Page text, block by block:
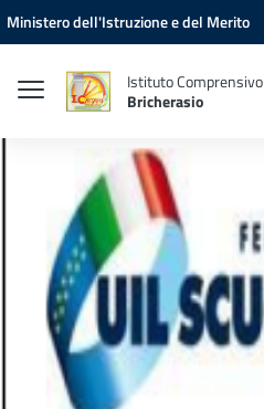
Vai ai contenuti
Vai al menu di navigazione
Vai al footer
Ministero dell'Istruzione e del Merito
Istituto Comprensivo
Bricherasio